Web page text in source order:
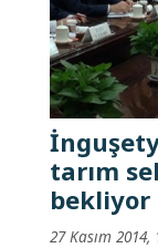
tarım
bekliyor
27 Kasım 2014,